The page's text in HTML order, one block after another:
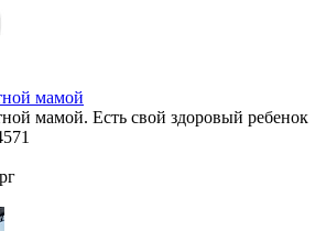
мамой
мамой. Есть свой здоровый ребенок